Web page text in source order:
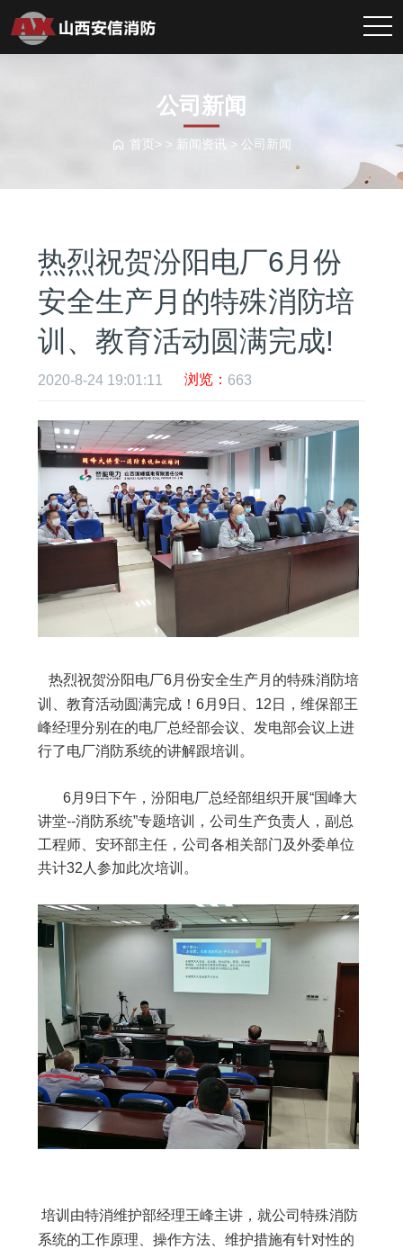
公司新闻
首页> > 新闻资讯 > 公司新闻
热烈祝贺汾阳电厂6月份
安全生产月的特殊消防培
训、教育活动圆满完成!
2020-8-24 19:01:11 浏览： 663
热烈祝贺汾阳电厂6月份安全生产月的特殊消防培
训、教育活动圆满完成！6月9日、12日，维保部王
峰经理分别在的电厂总经部会议、发电部会议上进
行了电厂消防系统的讲解跟培训。
6月9日下午，汾阳电厂总经部组织开展“国峰大
讲堂--消防系统”专题培训，公司生产负责人，副总
工程师、安环部主任，公司各相关部门及外委单位
共计32人参加此次培训。
培训由特消维护部经理王峰主讲，就公司特殊消防
系统的工作原理、操作方法、维护措施有针对性的